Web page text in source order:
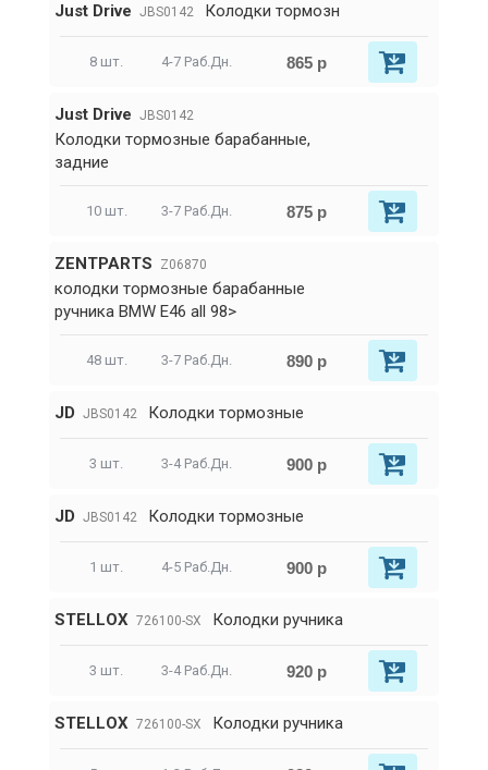
Just Drive JBS0142 Колодки тормозн
8 шт. 4-7 Раб.Дн. 865 р
Just Drive JBS0142
Колодки тормозные барабанные,
задние
10 шт. 3-7 Раб.Дн. 875 р
ZENTPARTS Z06870
колодки тормозные барабанные
ручника BMW E46 all 98>
48 шт. 3-7 Раб.Дн. 890 р
JD JBS0142 Колодки тормозные
3 шт. 3-4 Раб.Дн. 900 р
JD JBS0142 Колодки тормозные
1 шт. 4-5 Раб.Дн. 900 р
STELLOX 726100-SX Колодки ручника
3 шт. 3-4 Раб.Дн. 920 р
STELLOX 726100-SX Колодки ручника